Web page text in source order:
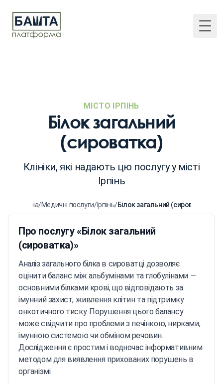
МІСТО ІРПІНЬ
Білок загальний
(сироватка)
Клініки, які надають цю послугу у місті
Ірпінь
Головна/Медичні послуги/Ірпінь/Білок загальний (сироватка)
Про послугу «Білок загальний
(сироватка)»
Аналіз загального білка в сироватці дозволяє
оцінити баланс між альбумінами та глобулінами —
основними білками крові, що відповідають за
імунний захист, живлення клітин та підтримку
онкотичного тиску. Порушення цього балансу
може свідчити про проблеми з печінкою, нирками,
імунною системою чи обміном речовин.
Дослідження є простим і водночас інформативним
методом для виявлення прихованих порушень в
організмі.